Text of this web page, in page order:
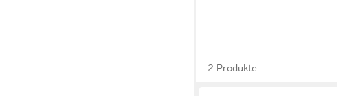
2 Produkte